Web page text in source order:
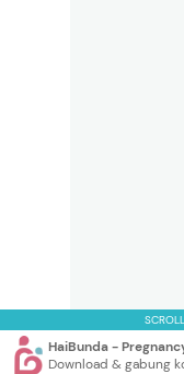
HaiBunda -
Download & gabung